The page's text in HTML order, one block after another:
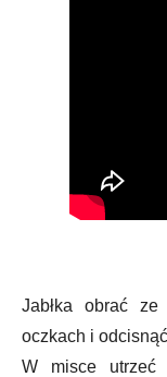
Jabłka obrać
oczkach i
W misce utrzeć